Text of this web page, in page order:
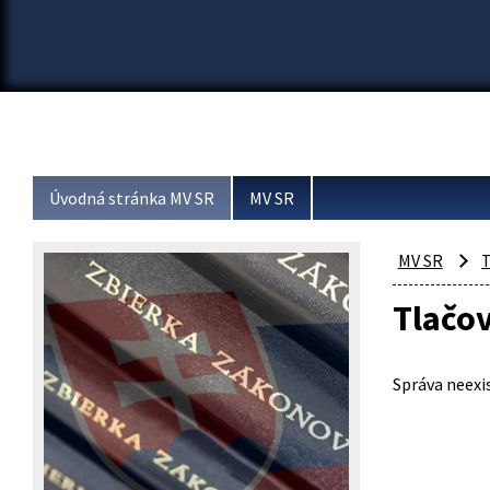
Úvodná stránka MV SR MV SR
MV SR
Správa